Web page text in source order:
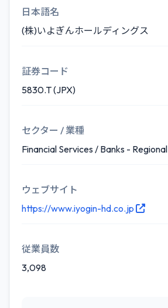
日本語名
(株)いよぎんホールディングス
証券コード
5830.T (JPX)
セクター / 業種
Financial Services / Banks - Regional
ウェブサイト
https://www.iyogin-hd.co.jp
従業員数
3,098